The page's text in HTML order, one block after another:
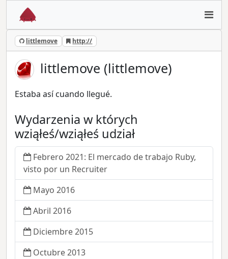
littlemove http://
littlemove (littlemove)
Estaba así cuando llegué.
Wydarzenia w których
wziąłeś/wziąłeś udział
Febrero 2021: El mercado de trabajo Ruby,
visto por un Recruiter
Mayo 2016
Abril 2016
Diciembre 2015
Octubre 2013